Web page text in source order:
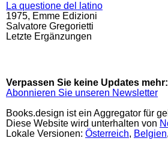
La questione del latino
1975, Emme Edizioni
Salvatore Gregorietti
Letzte Ergänzungen
Verpassen Sie keine Updates mehr:
Abonnieren Sie unseren Newsletter
Books.design ist ein Aggregator für
Diese Website wird unterhalten von
Lokale Versionen: Österreich, Belgien,